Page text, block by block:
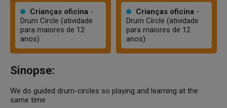
Crianças oficina -
Drum Circle (atividade
para maiores de 12
anos)
Crianças oficina -
Drum Circle (atividade
para maiores de 12
anos)
Sinopse:
We do guided drum-circles so playing and learning at the
same time